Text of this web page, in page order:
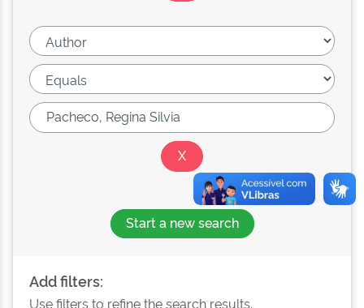
Start a new search
Add filters:
Use filters to refine the search results.